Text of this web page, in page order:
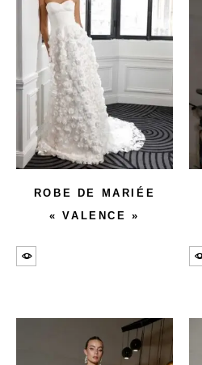
ROBE DE MARIÉE
« VALENCE »